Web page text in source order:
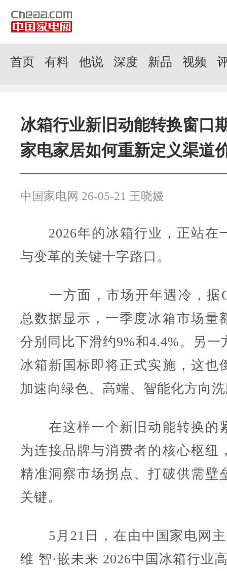
首页 有料 他说 深度 新品 视频
冰箱行业新旧动能转换窗口
家电家居如何重新定义渠道
中国家电网 26-05-21 王晓嫚
2026年的冰箱行业，正站在
与变革的关键十字路口。
一方面，市场开年遇冷，据
总数据显示，一季度冰箱市场量
分别同比下滑约9%和4.4%。另一
冰箱新国标即将正式实施，这也
加速向绿色、高端、智能化方向
在这样一个新旧动能转换的
为连接品牌与消费者的核心枢纽
精准洞察市场拐点、打破供需壁
关键。
5月21日，在由中国家电网主
维 智·嵌未来 2026中国冰箱行业